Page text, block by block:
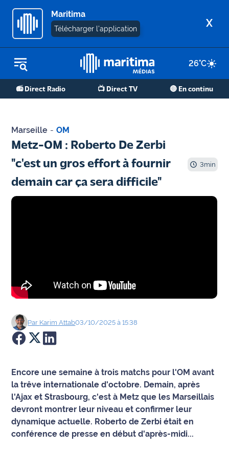
Maritima
Télécharger l'application X
26°C
📻 Direct Radio 📺 Direct TV 🔴 En continu
REPLAY RADIO
REPLAY TV
Martigues
de Berre
Marseille
divers
Société
Économie
Éducation
Emploi
Marseille - OM
Metz-OM : Roberto De Zerbi
"c'est un gros effort à fournir
demain car ça sera difficile"
3min
Par Karim Attab03/10/2025 à 15:38
Encore une semaine à trois matchs pour l'OM avant
la trêve internationale d'octobre. Demain, après
l'Ajax et Strasbourg, c'est à Metz que les Marseillais
devront montrer leur niveau et confirmer leur
dynamique actuelle. Roberto de Zerbi était en
conférence de presse en début d'après-midi...